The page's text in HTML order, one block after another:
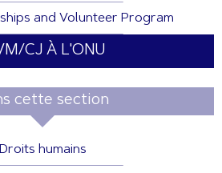
and Volunteer Program
CJ À L'ONU
cette section
Droits humains